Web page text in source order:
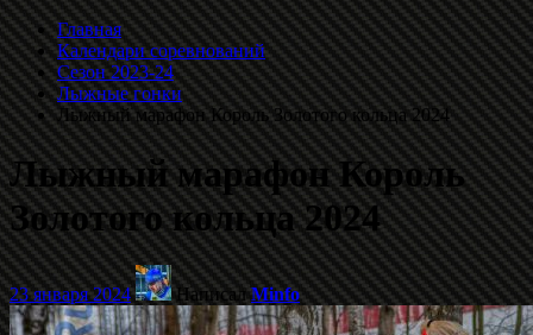
Главная
Календари соревнований
Сезон 2023-24
Лыжные гонки
Лыжный марафон Король Золотого кольца 2024
Лыжный марафон Король
Золотого кольца 2024
23 января 2024 НаписалMinfo